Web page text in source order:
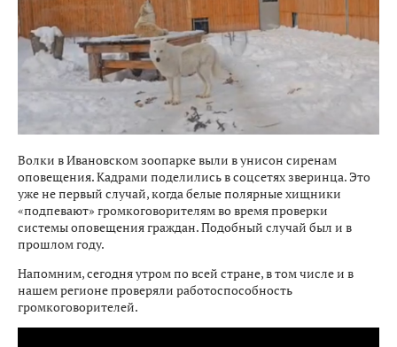
Волки в Ивановском зоопарке выли в унисон сиренам
оповещения. Кадрами поделились в соцсетях зверинца. Это
уже не первый случай, когда белые полярные хищники
«подпевают» громкоговорителям во время проверки
системы оповещения граждан. Подобный случай был и в
прошлом году.
Напомним, сегодня утром по всей стране, в том числе и в
нашем регионе проверяли работоспособность
громкоговорителей.